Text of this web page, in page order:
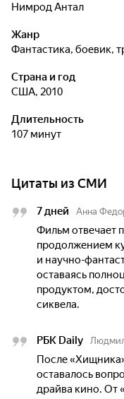
Нимрод Антал
Жанр
фантастика, боевик,
Страна и год
США, 2010
Длительность
107 минут
Цитаты из СМИ
7 дней Анна
Фильм отвечает
продолжением
и научно-
оставаясь
продуктом,
сиквела.
РБК Daily
После
оставалось
драйва кино. От